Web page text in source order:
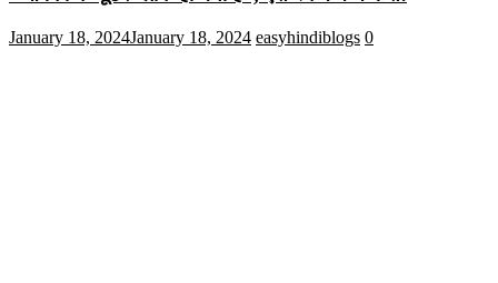
January 18, 2024January 18, 2024 easyhindiblogs 0